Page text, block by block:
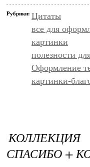
Рубрики: Цитаты
все для
картинки
полезности
Оформление
картинки-
СПАСИБО +